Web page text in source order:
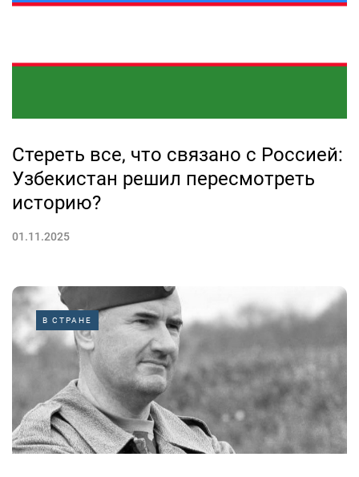
Стереть все, что связано с Россией:
Узбекистан решил пересмотреть
историю?
01.11.2025
В СТРАНЕ